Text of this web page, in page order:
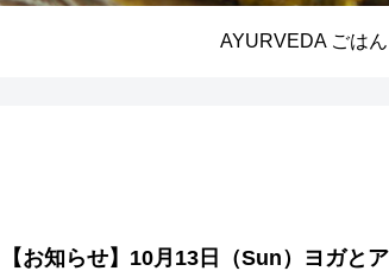
AYURVEDA ごはん
【お知らせ】10月13日（Sun）ヨガと